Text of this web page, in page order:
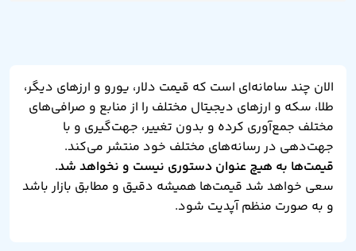
الان چند سامانه‌ای است که قیمت دلار، یورو و ارزهای دیگر،
طلا، سکه و ارزهای دیجیتال مختلف را از منابع و صرافی‌های
مختلف جمع‌آوری کرده و بدون تغییر، جهت‌گیری و با
جهت‌دهی در رسانه‌های مختلف خود منتشر می‌کند.
قیمت‌ها به هیچ عنوان دستوری نیست و نخواهد شد.
سعی خواهد شد قیمت‌ها همیشه دقیق و مطابق بازار باشد
و به صورت منظم آپدیت شود.